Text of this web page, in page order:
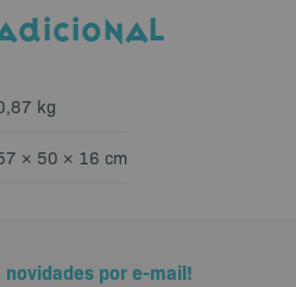
kg
× 50 × 16 cm
por e-mail!